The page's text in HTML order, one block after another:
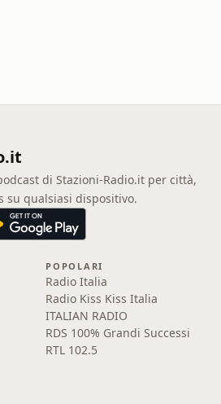
di Stazioni-Radio.it per città,
qualsiasi dispositivo.
POPOLARI
Radio Italia
Radio Kiss Kiss Italia
ITALIAN RADIO
RDS 100% Grandi Successi
RTL 102.5